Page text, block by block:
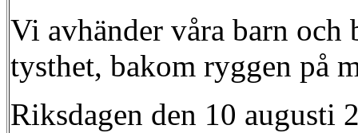
Vi avhänder våra barn och
tysthet, bakom ryggen på
Riksdagen den 10 augusti